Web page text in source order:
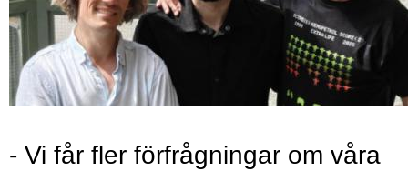
- Vi får fler förfrågningar om våra